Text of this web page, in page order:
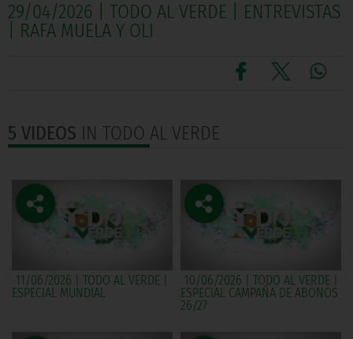
29/04/2026 | TODO AL VERDE | ENTREVISTAS
| RAFA MUELA Y OLI
5 VIDEOS IN TODO AL VERDE
11/06/2026 | TODO AL VERDE |
ESPECIAL MUNDIAL
10/06/2026 | TODO AL VERDE |
ESPECIAL CAMPAÑA DE ABONOS
26/27